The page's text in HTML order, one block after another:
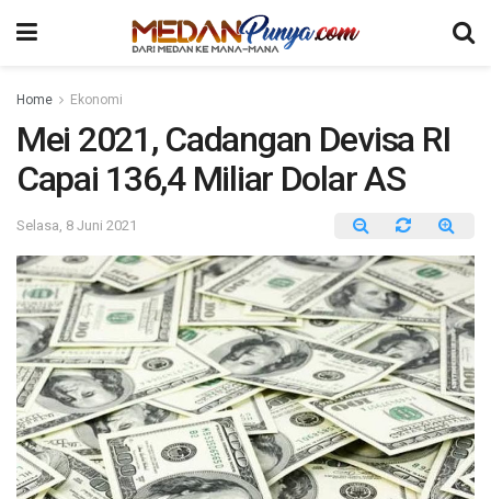
Home Ekonomi
Mei 2021, Cadangan Devisa RI
Capai 136,4 Miliar Dolar AS
Selasa, 8 Juni 2021